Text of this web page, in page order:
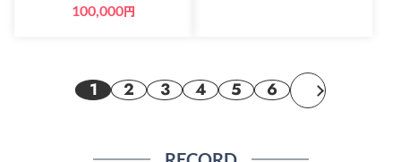
100,000円
1 2 3 4 5 6